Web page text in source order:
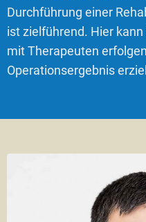
Durchführung einer
ist zielführend. Hier
mit Therapeuten
Operationsergebnis